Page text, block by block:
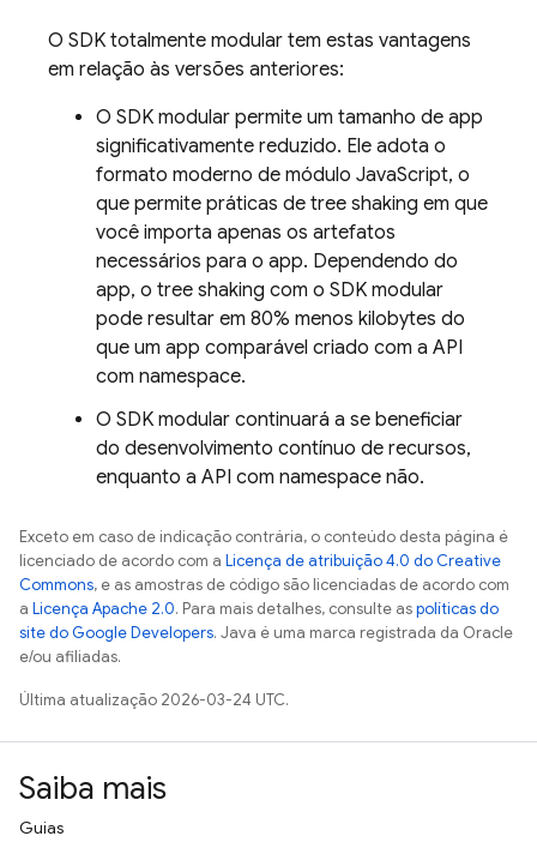
O SDK totalmente modular tem estas vantagens
em relação às versões anteriores:
O SDK modular permite um tamanho de app
significativamente reduzido. Ele adota o
formato moderno de módulo JavaScript, o
que permite práticas de tree shaking em que
você importa apenas os artefatos
necessários para o app. Dependendo do
app, o tree shaking com o SDK modular
pode resultar em 80% menos kilobytes do
que um app comparável criado com a API
com namespace.
O SDK modular continuará a se beneficiar
do desenvolvimento contínuo de recursos,
enquanto a API com namespace não.
Exceto em caso de indicação contrária, o conteúdo desta página é
licenciado de acordo com a Licença de atribuição 4.0 do Creative
Commons, e as amostras de código são licenciadas de acordo com
a Licença Apache 2.0. Para mais detalhes, consulte aspolíticas do
site do Google Developers. Java é uma marca registrada da Oracle
e/ou afiliadas.
Última atualização 2026-03-24 UTC.
Saiba mais
Guias